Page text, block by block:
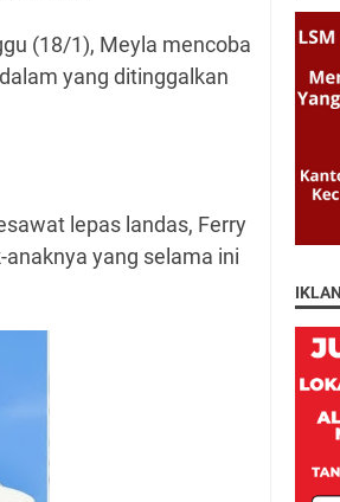
(18/1), Meyla mencoba
yang ditinggalkan
lepas landas, Ferry
yang selama ini